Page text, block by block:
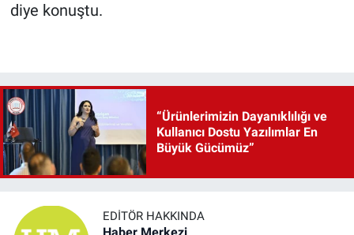
diye konuştu.
“Ürünlerimizin Dayanıklılığı ve
Kullanıcı Dostu Yazılımlar En
Büyük Gücümüz”
EDITÖR HAKKINDA
Haber Merkezi